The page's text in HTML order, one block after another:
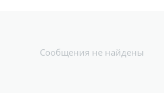
Сообщения не найдены